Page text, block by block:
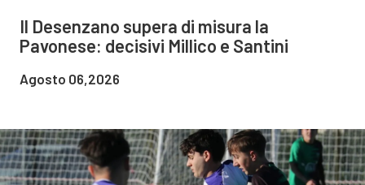
Il Desenzano supera di misura la
Pavonese: decisivi Millico e Santini
Agosto 06,2026